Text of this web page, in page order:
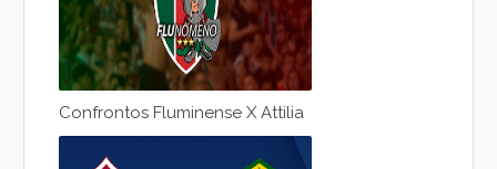
Confrontos Fluminense X Attilia